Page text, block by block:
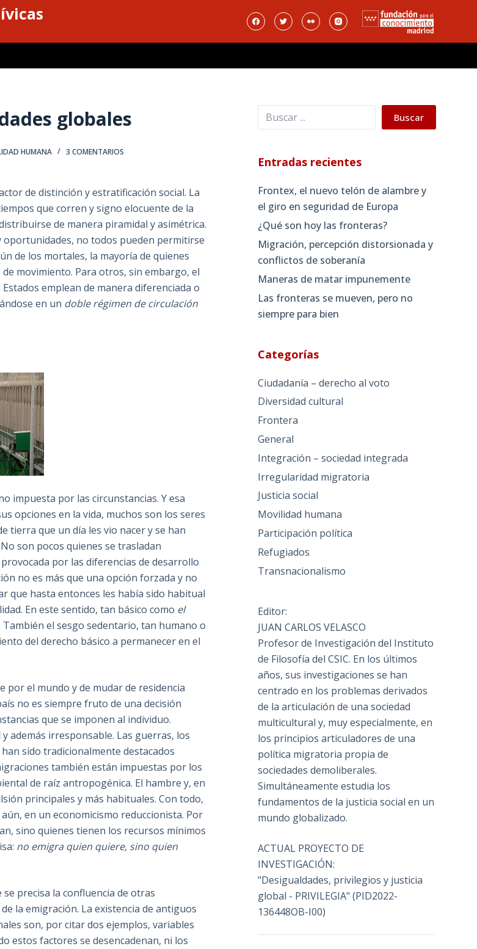
globales
HUMANA 3 COMENTARIOS
de distinción y estratificación social. La
que corren y signo elocuente de la
de manera piramidal y asimétrica.
oportunidades, no todos pueden permitirse
de los mortales, la mayoría de quienes
movimiento. Para otros, sin embargo, el
emplean de manera diferenciada o
en un doble régimen de circulación
impuesta por las circunstancias. Y esa
opciones en la vida, muchos son los seres
tierra que un día les vio nacer y se han
son pocos quienes se trasladan
por las diferencias de desarrollo
no es más que una opción forzada y no
que hasta entonces les había sido habitual
En este sentido, tan básico como el
También el sesgo sedentario, tan humano o
del derecho básico a permanecer en el
por el mundo y de mudar de residencia
no es siempre fruto de una decisión
que se imponen al individuo.
además irresponsable. Las guerras, los
sido tradicionalmente destacados
también están impuestas por los
de raíz antropogénica. El hambre y, en
principales y más habituales. Con todo,
en un economicismo reduccionista. Por
sino quienes tienen los recursos mínimos
no emigra quien quiere, sino quien
precisa la confluencia de otras
la emigración. La existencia de antiguos
son, por citar dos ejemplos, variables
estos factores se desencadenan, ni los
Buscar Buscar
Entradas recientes
Frontex, el nuevo telón de alambre y
el giro en seguridad de Europa
¿Qué son hoy las fronteras?
Migración, percepción distorsionada y
conflictos de soberanía
Maneras de matar impunemente
Las fronteras se mueven, pero no
siempre para bien
Categorías
Ciudadanía – derecho al voto
Diversidad cultural
Frontera
General
Integración – sociedad integrada
Irregularidad migratoria
Justicia social
Movilidad humana
Participación política
Refugiados
Transnacionalismo
Editor:
JUAN CARLOS VELASCO
Profesor de Investigación del Instituto
de Filosofía del CSIC. En los últimos
años, sus investigaciones se han
centrado en los problemas derivados
de la articulación de una sociedad
multicultural y, muy especialmente, en
los principios articuladores de una
política migratoria propia de
sociedades demoliberales.
Simultáneamente estudia los
fundamentos de la justicia social en un
mundo globalizado.
ACTUAL PROYECTO DE
INVESTIGACIÓN:
"Desigualdades, privilegios y justicia
global - PRIVILEGIA" (PID2022-
136448OB-I00)